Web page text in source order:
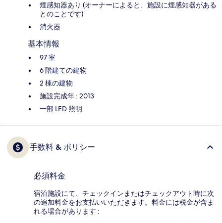
煙感知器あり (オーナーによると、施設に煙感知器がある
とのことです)
消火器
基本情報
97 室
6 階建ての建物
2 棟の建物
施設完成年 : 2013
一部 LED 照明
手数料 & ポリシー
必須料金
宿泊施設にて、チェックインまたはチェックアウト時に次
の追加料金をお支払いいただきます。料金には税金が含ま
れる場合があります :